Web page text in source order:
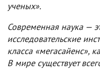
ученых».
Современная наука —
исследовательские
класса «мегасайенс»,
В мире существует